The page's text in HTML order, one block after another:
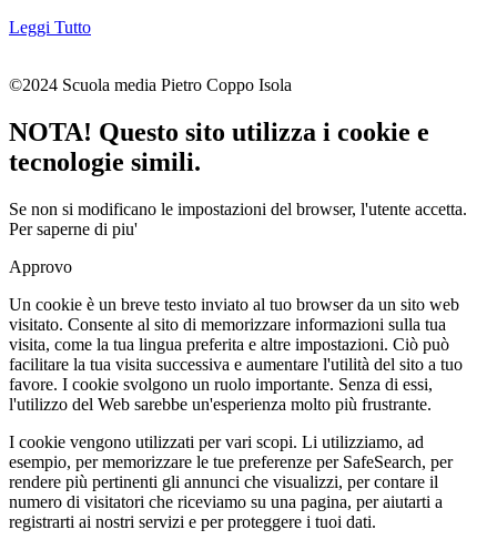
Leggi Tutto
©2024 Scuola media Pietro Coppo Isola
NOTA! Questo sito utilizza i cookie e
tecnologie simili.
Se non si modificano le impostazioni del browser, l'utente accetta.
Per saperne di piu'
Approvo
Un cookie è un breve testo inviato al tuo browser da un sito web
visitato. Consente al sito di memorizzare informazioni sulla tua
visita, come la tua lingua preferita e altre impostazioni. Ciò può
facilitare la tua visita successiva e aumentare l'utilità del sito a tuo
favore. I cookie svolgono un ruolo importante. Senza di essi,
l'utilizzo del Web sarebbe un'esperienza molto più frustrante.
I cookie vengono utilizzati per vari scopi. Li utilizziamo, ad
esempio, per memorizzare le tue preferenze per SafeSearch, per
rendere più pertinenti gli annunci che visualizzi, per contare il
numero di visitatori che riceviamo su una pagina, per aiutarti a
registrarti ai nostri servizi e per proteggere i tuoi dati.